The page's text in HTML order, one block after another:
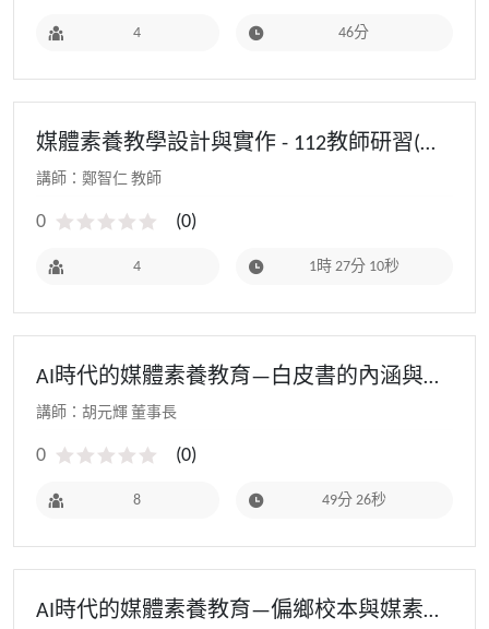
4 46分
媒體素養教學設計與實作 - 112教師研習(初
階場)
講師：鄭智仁 教師
0 (0)
4 1時 27分 10秒
AI時代的媒體素養教育—白皮書的內涵與願
景 - 111教師研習(暑假進階場)
講師：胡元輝 董事長
0 (0)
8 49分 26秒
AI時代的媒體素養教育—偏鄉校本與媒素的